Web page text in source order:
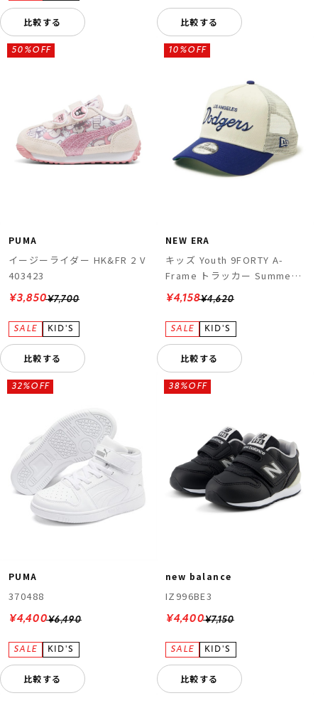
比較する 比較する
PUMA
イージーライダー HK&FR 2 V
403423
¥7,700
50%OFF
¥3,850
比較する
NEW ERA
キッズ Youth 9FORTY A-
Frame トラッカー Summer
Corduroy ロサンゼルス・ド
ジャース
¥4,620
10%OFF
¥4,158
比較する
PUMA
370488
¥6,490
32%OFF
¥4,400
比較する
new balance
IZ996BE3
¥7,150
38%OFF
¥4,400
比較する